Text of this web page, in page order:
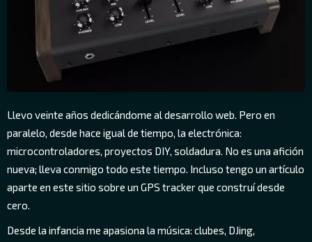
Llevo veinte años dedicándome al desarrollo web. Pero en
paralelo, desde hace igual de tiempo, la electrónica:
microcontroladores, proyectos DIY, soldadura. No es una afición
nueva; lleva conmigo todo este tiempo. Incluso tengo un artículo
aparte en este sitio sobre un GPS tracker que construí desde
cero.
Desde la infancia me apasiona la música: clubes, DJing,